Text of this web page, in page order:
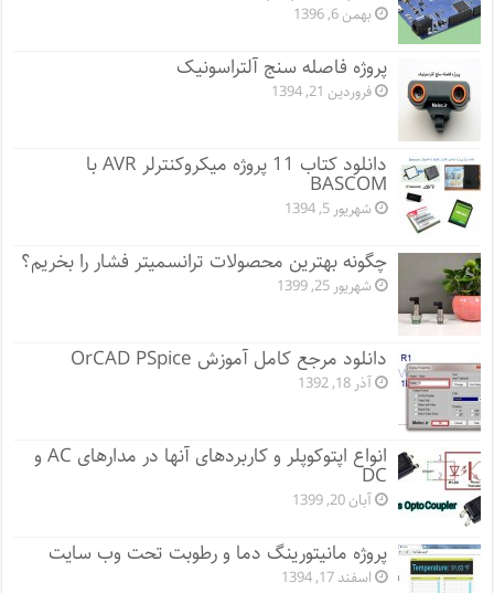
بهمن 6, 1396
پروژه فاصله سنج آلتراسونیک
فروردین 21, 1394
دانلود کتاب 11 پروژه میکروکنترلر AVR با
BASCOM
شهریور 5, 1394
چگونه بهترین محصولات ترانسمیتر فشار را بخریم؟
شهریور 25, 1399
دانلود مرجع کامل آموزش OrCAD PSpice
آذر 18, 1392
انواع اپتوکوپلر و کاربردهای آنها در مدارهای AC و
DC
آبان 20, 1399
پروژه مانيتورينگ دما و رطوبت تحت وب سایت
اسفند 17, 1394